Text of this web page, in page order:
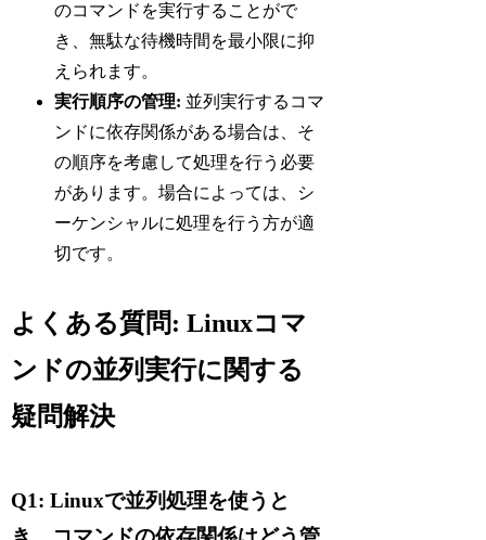
のコマンドを実行することがで
き、無駄な待機時間を最小限に抑
えられます。
実行順序の管理: 並列実行するコマ
ンドに依存関係がある場合は、そ
の順序を考慮して処理を行う必要
があります。場合によっては、シ
ーケンシャルに処理を行う方が適
切です。
よくある質問: Linuxコマ
ンドの並列実行に関する
疑問解決
Q1: Linuxで並列処理を使うと